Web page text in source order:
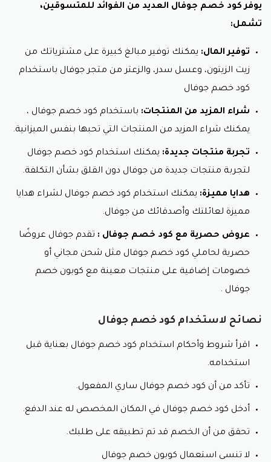
جوفال ممتاز.
استفد من الخصومات مع كود خصم جوفال
أحجام العبوات:
250 مل.
500 مل.
1 لتر.
4 لتر.
5 لتر.
8 لتر.
16 لتر.
جودة عالية.
مناسب للطهي والاستخدامات المنزلية.
عسل نحل سدر:
عسل طبيعي 100%.
استفد من العروض مع كود خصم جوفال.
مذاق غني ونكهة مميزة.
يوفر كود خصم جوفال العديد من الفوائد للمتسوقين،
تشمل:
توفير المال: يمكنك توفير مبالغ كبيرة على مشترياتك من
زيت الزيتون، وعسل سدر، والزعتر من متجر جوفال باستخدام
كود خصم جوفال
شراء المزيد من المنتجات: باستخدام كود خصم جوفال ،
يمكنك شراء المزيد من المنتجات التي تحبها بنفس الميزانية.
تجربة منتجات جديدة: يمكنك استخدام كود خصم جوفال
لتجربة منتجات جديدة من جوفال دون القلق بشأن التكلفة.
هدايا مميزة: يمكنك استخدام كود خصم جوفال لشراء هدايا
مميزة لعائلتك وأصدقائك من جوفال.
عروض حصرية مع كود خصم جوفال : تقدم جوفال عروضًا
حصرية لحاملي كود خصم جوفال مثل شحن مجاني أو
خصومات إضافية على منتجات معينة مع كوبون خصم
جوفال .
نصائح لاستخدام كود خصم جوفال
اقرأ شروط وأحكام استخدام كود خصم جوفال بعناية قبل
استخدامه.
تأكد من أن كود خصم جوفال ساري المفعول.
أدخل كود خصم جوفال في المكان المخصص له عند الدفع.
تحقق من أن الخصم قد تم تطبيقه على طلبك.
لا تنسى استعمال كوبون خصم جوفال